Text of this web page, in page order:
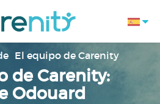
El equipo de Carenity
de Carenity:
Odouard